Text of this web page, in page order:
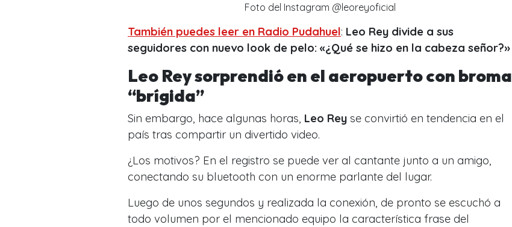
Foto del Instagram @leoreyoficial
También puedes leer en Radio Pudahuel: Leo Rey divide a sus
seguidores con nuevo look de pelo: «¿Qué se hizo en la cabeza señor?»
Leo Rey sorprendió en el aeropuerto con broma
“brígida”
Sin embargo, hace algunas horas, Leo Rey se convirtió en tendencia en el
país tras compartir un divertido video.
¿Los motivos? En el registro se puede ver al cantante junto a un amigo,
conectando su bluetooth con un enorme parlante del lugar.
Luego de unos segundos y realizada la conexión, de pronto se escuchó a
todo volumen por el mencionado equipo la característica frase del